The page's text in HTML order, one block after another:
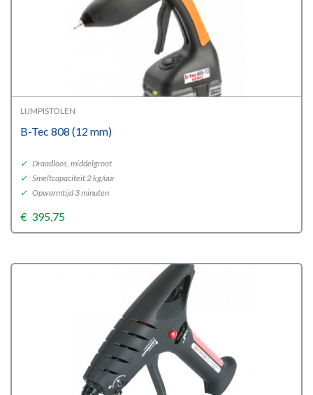
LIJMPISTOLEN
B-Tec 808 (12 mm)
✓ Draadloos, middelgroot
✓ Smeltcapaciteit 2 kg/uur
✓ Opwarmtijd 3 minuten
€ 395,75